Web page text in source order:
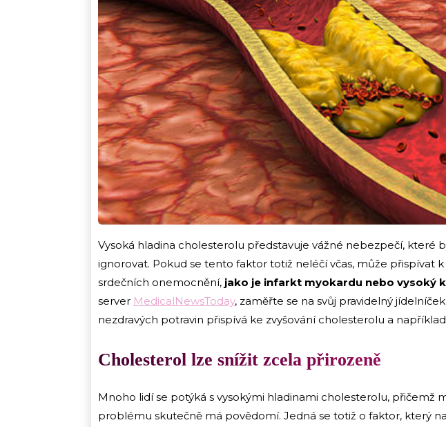
Vysoká hladina cholesterolu představuje vážné nebezpečí, které
ignorovat. Pokud se tento faktor totiž neléčí včas, může přispívat k
srdečních onemocnění, jako je infarkt myokardu nebo vysoký
server MedicalNewsToday, zaměřte se na svůj pravidelný
nezdravých potravin přispívá ke zvyšování cholesterolu a
Cholesterol lze snížit zcela přirozeně
Mnoho lidí se potýká s vysokými hladinami cholesterolu, přičemž
problému skutečně má povědomí. Jedná se totiž o faktor, který